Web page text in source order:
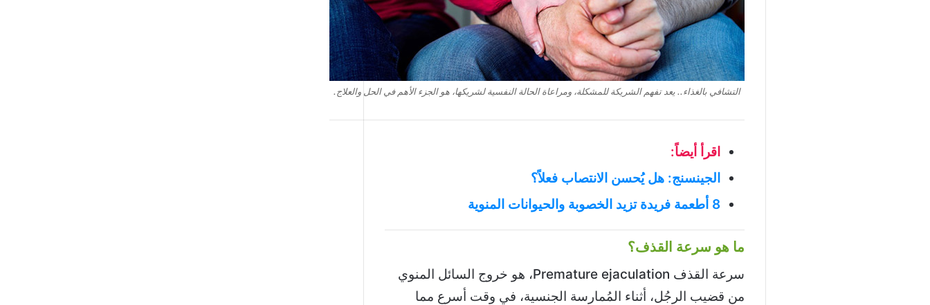
التشافي بالغذاء.. يعد تفهم الشريكة للمشكلة، ومراعاة الحالة النفسية لشريكها، هو الجزء الأهم في الحل والعلاج.
اقرأ أيضاً:
الجينسنج: هل يُحسن الانتصاب فعلاً؟
8 أطعمة فريدة تزيد الخصوبة والحيوانات المنوية
ما هو سرعة القذف؟
سرعة القذف Premature ejaculation، هو خروج السائل المنوي
من قضيب الرجُل، أثناء المُمارسة الجنسية، في وقت أسرع مما